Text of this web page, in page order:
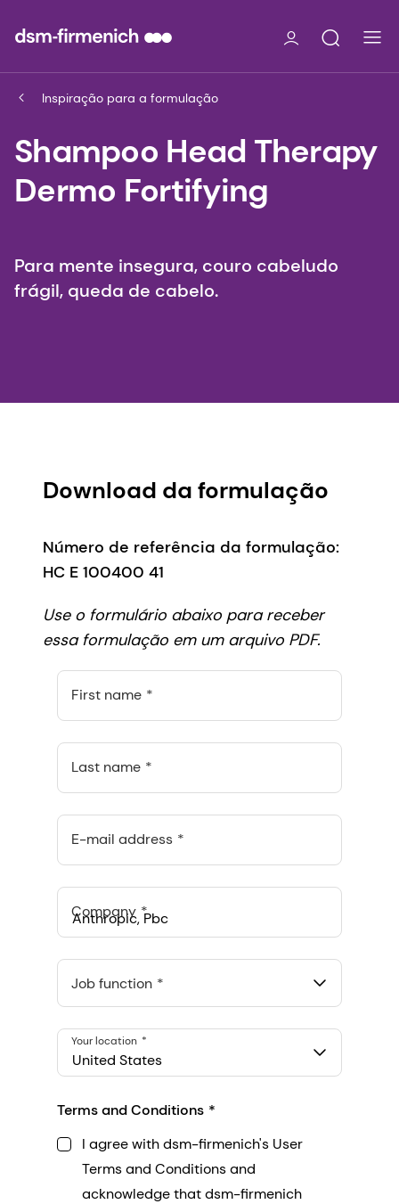
Inspiração para a formulação
Shampoo Head Therapy
Dermo Fortifying
Para mente insegura, couro cabeludo
frágil, queda de cabelo.
Download da formulação
Número de referência da formulação:
HC E 100400 41
Use o formulário abaixo para receber
essa formulação em um arquivo PDF.
First name
Last name
E-mail address
Company
548 Market St Pmb 90375, San Francisco, California, US
Job function
United States
Your location
Terms and Conditions
I agree with dsm-firmenich's User
Terms and Conditions and
acknowledge that dsm-firmenich